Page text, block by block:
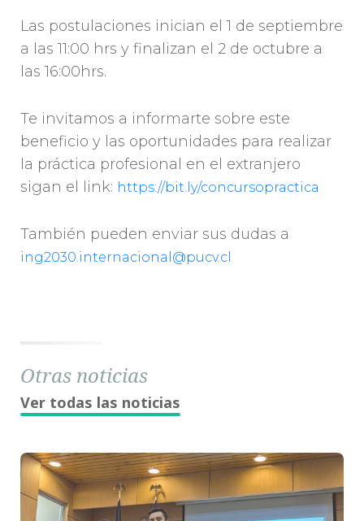
Las postulaciones inician el 1 de septiembre
a las 11:00 hrs y finalizan el 2 de octubre a
las 16:00hrs.
Te invitamos a informarte sobre este
beneficio y las oportunidades para realizar
la práctica profesional en el extranjero
sigan el link: https://bit.ly/concursopractica
También pueden enviar sus dudas a
ing2030.internacional@pucv.cl
Otras noticias
Ver todas las noticias